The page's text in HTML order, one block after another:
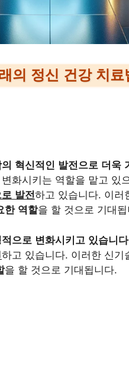
의 정신 건강 치료
혁신적인 발전으로 더욱
화시키는 역할을 맡고 있
발전하고 있습니다. 이러
한 역할을 할 것으로 기대
으로 변화시키고 있습니
하고 있습니다. 이러한 신기
을 할 것으로 기대됩니다.